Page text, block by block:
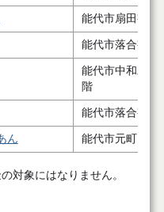
能代市扇田字扇
能代市落合字下
能代市中和二
階
能代市落合字下
ん 能代市元町８番
対象にはなりません。